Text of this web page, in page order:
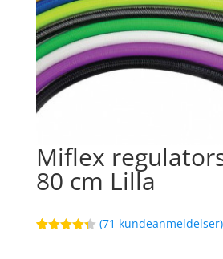
Miflex
80 cm Lilla
(71 kundeanmeldelser)